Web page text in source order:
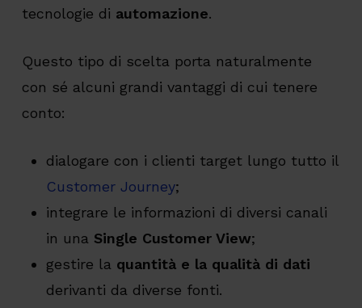
tecnologie di automazione.
Questo tipo di scelta porta naturalmente
con sé alcuni grandi vantaggi di cui tenere
conto:
dialogare con i clienti target lungo tutto il
Customer Journey;
integrare le informazioni di diversi canali
in una Single Customer View;
gestire la quantità e la qualità di dati
derivanti da diverse fonti.